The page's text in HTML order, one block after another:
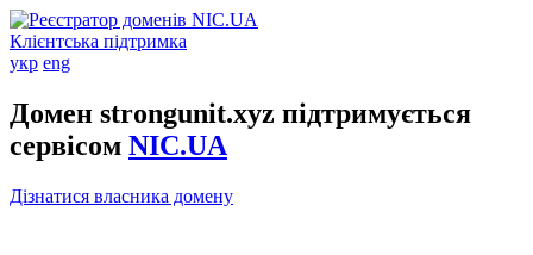
Клієнтська підтримка
укр eng
Домен strongunit.xyz підтримується
сервісом NIC.UA
Дізнатися власника домену